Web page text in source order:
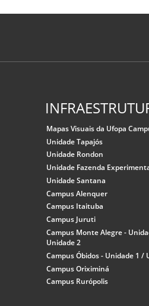
Mapas Visuais da Ufopa
Unidade Tapajós
Unidade Rondon
Unidade Fazenda
Unidade Santana
Campus Alenquer
Campus Itaituba
Campus Juruti
Campus Monte Alegre -
Unidade 2
Campus Óbidos - Unidade 1 /
Campus Oriximiná
Campus Rurópolis